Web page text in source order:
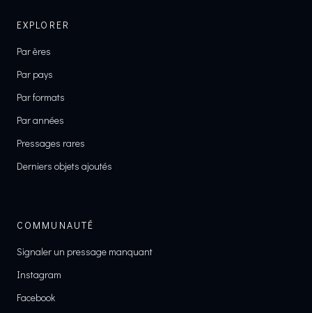
EXPLORER
Par ères
Par pays
Par formats
Par années
Pressages rares
Derniers objets ajoutés
COMMUNAUTÉ
Signaler un pressage manquant
Instagram
Facebook